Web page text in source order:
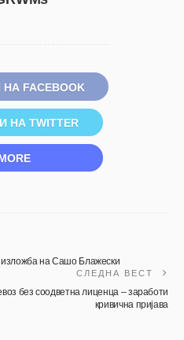
FACEBOOK
НА TWITTER
изложба на Сашо Блажески
СЛЕДНА ВЕСТ
без соодветна лиценца – заработи
кривична пријава